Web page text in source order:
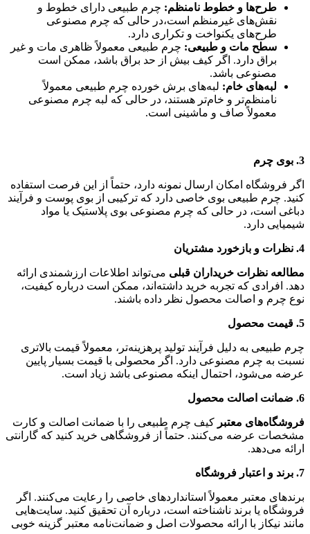
طرح‌ها و خطوط نامنظم: چرم طبیعی دارای خطوط و
نقش‌های غیرمنظم است،در حالی که چرم مصنوعی
طرح‌های یکنواخت و تکراری دارد.
سطح مات و طبیعی: چرم طبیعی معمولاً ظاهری مات و غیر
براق دارد. اگر کیف بیش از حد براق باشد، ممکن است
مصنوعی باشد.
لبه‌های خام: لبه‌های برش خورده چرم طبیعی معمولاً
نامنظم‌تر و خام‌تر هستند، در حالی که لبه چرم مصنوعی
معمولاً صاف و ماشینی است.
3. بوی چرم
اگر فروشگاه امکان ارسال نمونه دارد، حتماً از این فرصت استفاده
کنید. چرم طبیعی بوی خاصی دارد که ترکیبی از بوی پوست و فرآیند
دباغی است، در حالی که چرم مصنوعی بوی پلاستیک یا مواد
شیمیایی دارد.
4. نظرات و بازخورد مشتریان
مطالعه نظرات خریداران قبلی می‌تواند اطلاعات ارزشمندی ارائه
دهد. افرادی که تجربه خرید داشته‌اند، ممکن است درباره کیفیت،
نوع چرم و اصالت محصول نظر داده باشند.
5. قیمت محصول
چرم طبیعی به دلیل فرآیند تولید پرهزینه‌تر، معمولاً قیمت بالاتری
نسبت به چرم مصنوعی دارد. اگر محصولی با قیمت بسیار پایین
عرضه می‌شود، احتمال اینکه مصنوعی باشد زیاد است.
6. ضمانت اصالت محصول
فروشگاه‌های معتبر کیف چرم طبیعی را با ضمانت اصالت و کارت
مشخصات عرضه می‌کنند. حتماً از فروشگاهی خرید کنید که گارانتی
ارائه می‌دهد.
7. برند و اعتبار فروشگاه
برندهای معتبر معمولاً استانداردهای خاصی را رعایت می‌کنند. اگر
فروشگاه یا برند ناشناخته است، درباره آن تحقیق کنید. سایت‌هایی
مانند نیکاز با ارائه محصولات اصل و ضمانت‌نامه معتبر گزینه خوبی